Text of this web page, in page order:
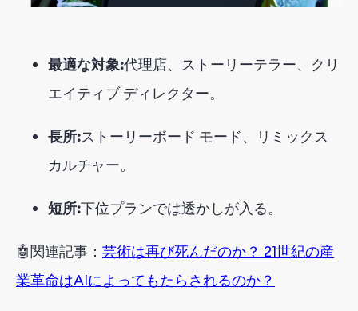
最適な対象:代理店、ストーリーテラー、クリ
エイティブ ディレクター。
長所:ストーリーボード モード、リミックス
カルチャー。
短所:下位プランでは透かしが入る。
🤖関連記事 ： 芸術は再び死んだのか？ 21世紀の産
業革命はAIによってもたらされるのか？